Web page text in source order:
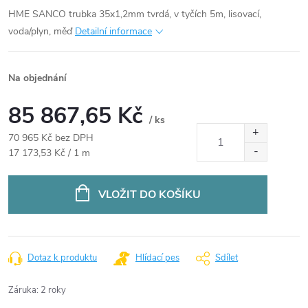
HME SANCO trubka 35x1,2mm tvrdá, v tyčích 5m, lisovací,
voda/plyn, měď Detailní informace
Na objednání
85 867,65 Kč / ks
70 965 Kč bez DPH
Měrná
17 173,53 Kč / 1 m
VLOŽIT DO KOŠÍKU
Dotaz k produktu Hlídací pes Sdílet
Záruka: 2 roky